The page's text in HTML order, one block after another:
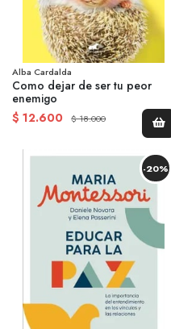
Alba Cardalda
Como dejar de ser tu peor
enemigo
$ 12.600
$ 18.000
-20%